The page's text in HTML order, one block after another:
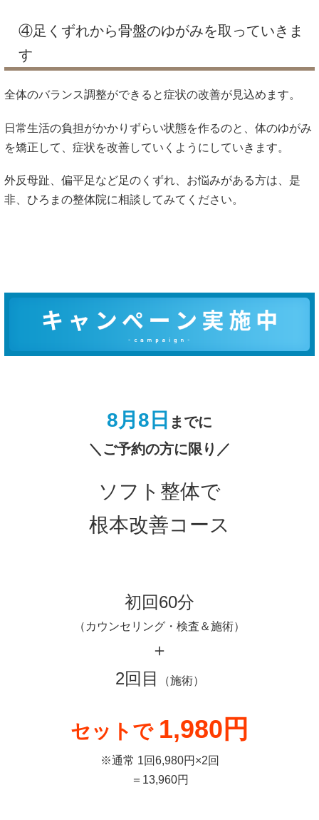
④足くずれから骨盤のゆがみを取っていきま
す
全体のバランス調整ができると症状の改善が見込めます。
日常生活の負担がかかりずらい状態を作るのと、体のゆがみ
を矯正して、症状を改善していくようにしていきます。
外反母趾、偏平足など足のくずれ、お悩みがある方は、是
非、ひろまの整体院に相談してみてください。
8月8 日 までに
＼ご予約の方に限り／
ソフト整体で
根本改善コース
初回60分
（カウンセリング・検査＆施術）
＋
2回目
（施術）
セットで 1,980円
※通常 1回6,980円×2回
＝13,960円